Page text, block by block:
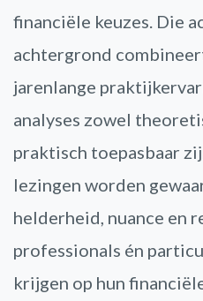
financiële keuzes. Die
achtergrond
jarenlange
analyses zowel
praktisch toepasbaar
lezingen worden
helderheid, nuance en
professionals én
krijgen op hun